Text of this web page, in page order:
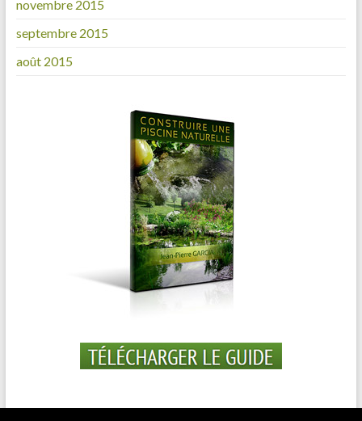
novembre 2015
septembre 2015
août 2015